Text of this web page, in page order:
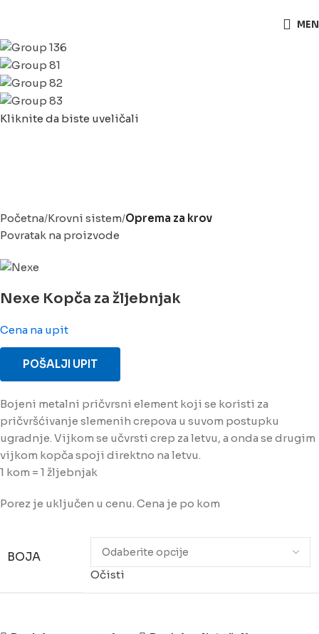
Kliknite da biste uveličali
Početna Krovni sistem Oprema za krov
Povratak na proizvode
Nexe Kopča za žljebnjak
Cena na upit
POŠALJI UPIT
Bojeni metalni pričvrsni element koji se koristi za
pričvršćivanje slemenih crepova u suvom postupku
ugradnje. Vijkom se učvrsti crep za letvu, a onda se drugim
vijkom kopča spoji direktno na letvu.
1 kom = 1 žljebnjak
Porez je uključen u cenu. Cena je po kom
BOJA
Očisti